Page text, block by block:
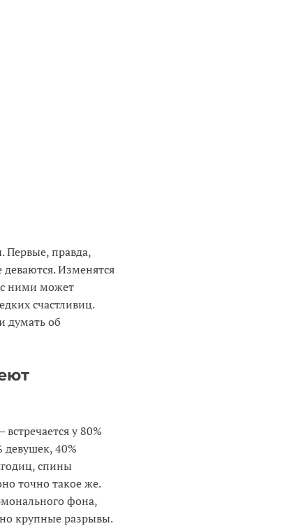
Первые, правда,
Изменятся
с ними может
счастливиц.
думать об
у 80%
40%
спины
точно такое же.
фона,
крупные разрывы.